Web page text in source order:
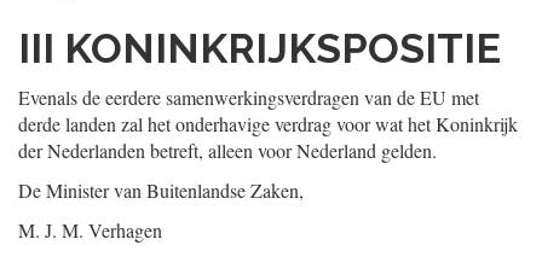
III KONINKRIJKSPOSITIE
Evenals de eerdere samenwerkingsverdragen van de EU met
derde landen zal het onderhavige verdrag voor wat het Koninkrijk
der Nederlanden betreft, alleen voor Nederland gelden.
De Minister van Buitenlandse Zaken,
M. J. M. Verhagen